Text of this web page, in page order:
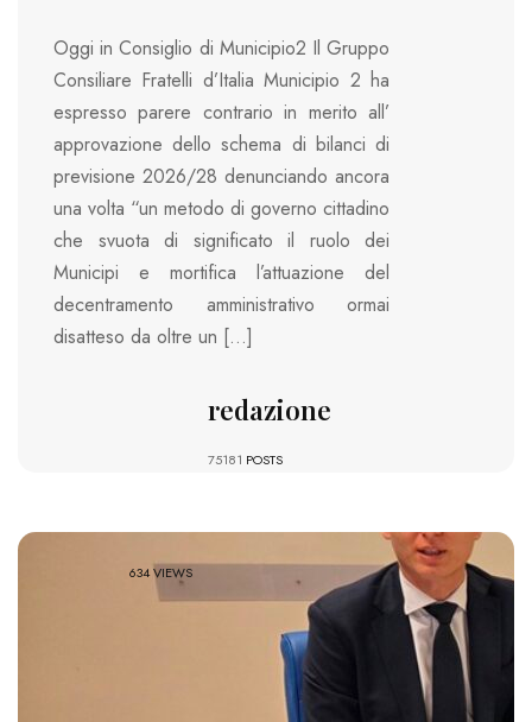
Oggi in Consiglio di Municipio2 Il Gruppo
Consiliare Fratelli d’Italia Municipio 2 ha
espresso parere contrario in merito all’
approvazione dello schema di bilanci di
previsione 2026/28 denunciando ancora
una volta “un metodo di governo cittadino
che svuota di significato il ruolo dei
Municipi e mortifica l’attuazione del
decentramento amministrativo ormai
disatteso da oltre un […]
redazione
75181 POSTS
634 VIEWS